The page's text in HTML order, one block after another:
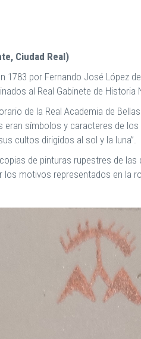
Ciudad Real)
1783 por Fernando José López
al Real Gabinete de
de la Real Academia de
eran símbolos y caracteres de
cultos dirigidos al sol y la luna”.
de pinturas rupestres de
los motivos representados en la